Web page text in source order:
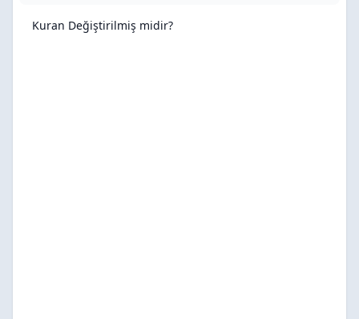
Kuran Değiştirilmiş midir?